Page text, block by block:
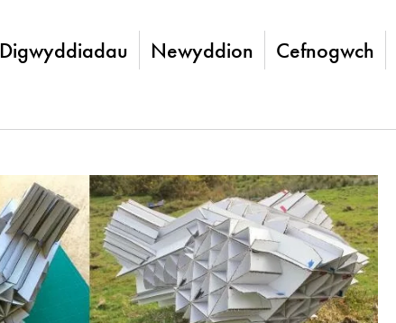
Digwyddiadau Newyddion Cefnogwch